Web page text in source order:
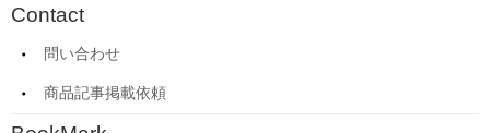
Contact
問い合わせ
商品記事掲載依頼